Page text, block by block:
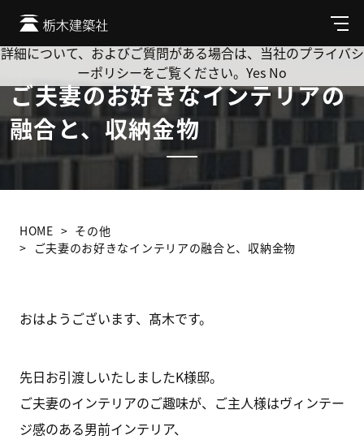
メ
ニ
ュ
ご夫妻のお好きなインテリアの
融合と、収納金物
HOME
その他
ご夫妻のお好きなインテリアの融合と、収納金物
おはようございます、髙木です。
先日お引渡しいたしましたK様邸。
ご夫妻のインテリアのご趣味が、ご主人様はヴィンテー
ジ感のある男前インテリア、
Cookie を使用して、お客様の活動を追跡してもよろしいです
か? 当社ではお客様のプライバシーを極めて重視しています。
詳細について、およびご質問がある場合は、当社のプライバシ
ーポリシーをご覧ください。 Yes No